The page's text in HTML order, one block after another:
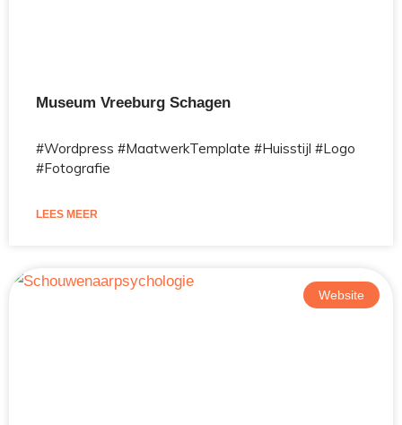
Museum Vreeburg Schagen
#Wordpress #MaatwerkTemplate #Huisstijl #Logo
#Fotografie
LEES MEER
Website